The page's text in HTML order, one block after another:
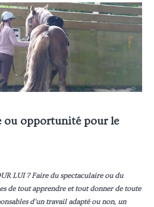
ou opportunité pour le
LUI ? Faire du spectaculaire ou du
de tout apprendre et tout donner de toute
d’un travail adapté ou non, un